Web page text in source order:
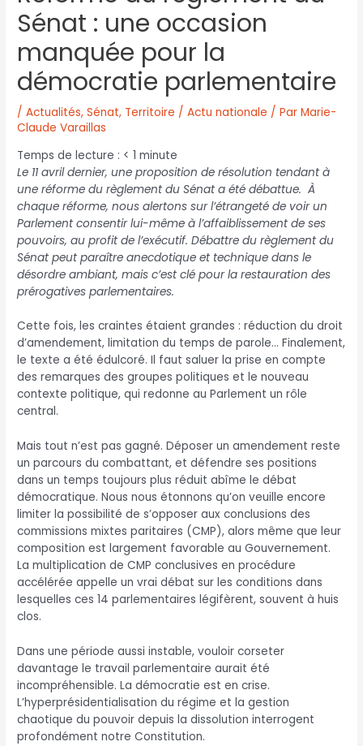
Sénat : une occasion
manquée pour la
démocratie parlementaire
/Actualités,Sénat, Territoire / Actu nationale / ParMarie-
Claude Varaillas
Temps de lecture : < 1 minute
Le 11 avril dernier, une proposition de résolution tendant à
une réforme du règlement du Sénat a été débattue. À
chaque réforme, nous alertons sur l’étrangeté de voir un
Parlement consentir lui-même à l’affaiblissement de ses
pouvoirs, au profit de l’exécutif. Débattre du règlement du
Sénat peut paraître anecdotique et technique dans le
désordre ambiant, mais c’est clé pour la restauration des
prérogatives parlementaires.
Cette fois, les craintes étaient grandes : réduction du droit
d’amendement, limitation du temps de parole… Finalement,
le texte a été édulcoré. Il faut saluer la prise en compte
des remarques des groupes politiques et le nouveau
contexte politique, qui redonne au Parlement un rôle
central.
Mais tout n’est pas gagné. Déposer un amendement reste
un parcours du combattant, et défendre ses positions
dans un temps toujours plus réduit abîme le débat
démocratique. Nous nous étonnons qu’on veuille encore
limiter la possibilité de s’opposer aux conclusions des
commissions mixtes paritaires (CMP), alors même que leur
composition est largement favorable au Gouvernement.
La multiplication de CMP conclusives en procédure
accélérée appelle un vrai débat sur les conditions dans
lesquelles ces 14 parlementaires légifèrent, souvent à huis
clos.
Dans une période aussi instable, vouloir corseter
davantage le travail parlementaire aurait été
incompréhensible. La démocratie est en crise.
L’hyperprésidentialisation du régime et la gestion
chaotique du pouvoir depuis la dissolution interrogent
profondément notre Constitution.